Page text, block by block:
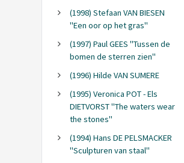
(1998) Stefaan VAN BIESEN
"Een oor op het gras"
(1997) Paul GEES "Tussen de
bomen de sterren zien"
(1996) Hilde VAN SUMERE
(1995) Veronica POT - Els
DIETVORST "The waters wear
the stones"
(1994) Hans DE PELSMACKER
"Sculpturen van staal"